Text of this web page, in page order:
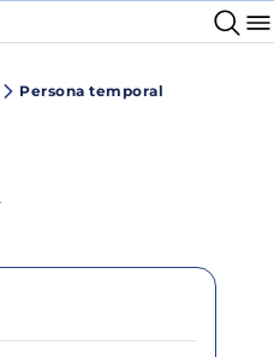
Persona temporal